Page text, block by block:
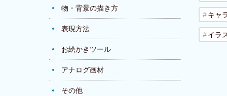
物・背景の描き方
表現方法
お絵かきツール
アナログ画材
その他
キャ
イラ